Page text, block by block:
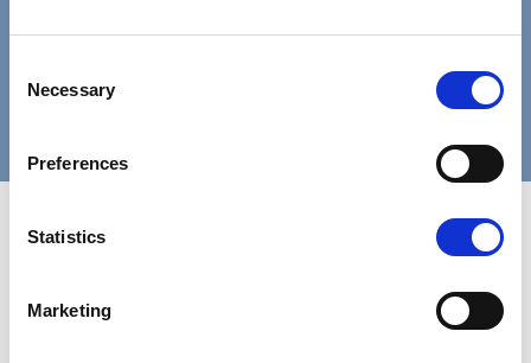
Selection
Necessary
Preferences
Statistics
Marketing
azienda e sui nostri prodotti.
Ecuphar Italia Srl® è un’azienda farmaceutica
veterinaria, parte di Animalcare Group Plc con la
missione di fornire prodotti e servizi affidabili ed